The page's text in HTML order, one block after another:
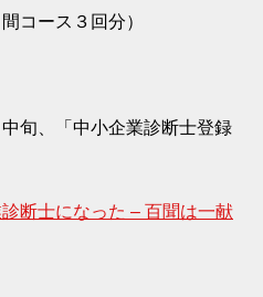
コース３回分）
旬、「中小企業診断士登録
断士になった – 百聞は一献